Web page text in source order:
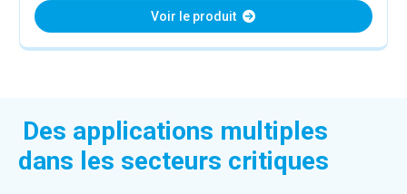
Voir le produit
Des applications multiples
dans les secteurs critiques